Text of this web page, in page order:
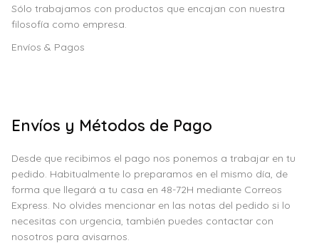
Sólo trabajamos con productos que encajan con nuestra
filosofía como empresa.
Envíos & Pagos
Envíos y Métodos de Pago
Desde que recibimos el pago nos ponemos a trabajar en tu
pedido. Habitualmente lo preparamos en el mismo día, de
forma que llegará a tu casa en 48-72H mediante Correos
Express. No olvides mencionar en las notas del pedido si lo
necesitas con urgencia, también puedes contactar con
nosotros para avisarnos.